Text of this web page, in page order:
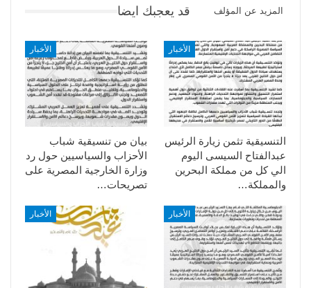
قد يعجبك ايضا المزيد عن المؤلف
الأخبار
بيان من تنسيقية شباب
الأحزاب والسياسيين حول رد
وزارة الخارجية المصرية على
تصريحات…
الأخبار
التنسيقية تثمن زيارة الرئيس
عبدالفتاح السيسى اليوم
الي كل من مملكة البحرين
والمملكة…
الأخبار الأخبار